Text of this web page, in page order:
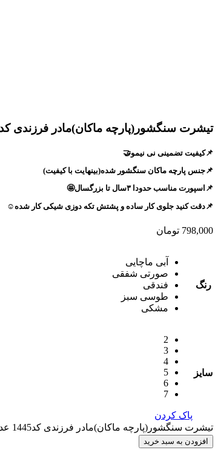
تیشرت سنگشور(پارچه ماکان)مادر فرزندی کد1445
📌کیفیت تضمینی نی نیمو🤝
📌جنس پارچه ماکان سنگشور شده(بینهایت با کیفیت)
📌اسپورت مناسب حدودا ۳سال تا بزرگسال🤩
📌دقت کنید جلوی کار ساده و پشتش تکه دوزی شیکی کار شده☺️
798,000 تومان
رنگ
آبی ماچایی
صورتی شفقی
فندقی
طوسی سبز
مشکی
سایز
2
3
4
5
6
7
پاک کردن
تیشرت سنگشور(پارچه ماکان)مادر فرزندی کد1445 عدد
افزودن به سبد خرید